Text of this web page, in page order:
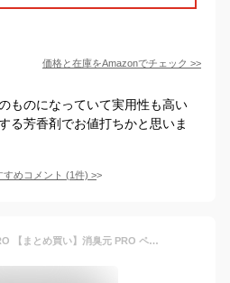
価格と在庫をAmazonでチェック >>
ものになっていて実用性も高い
る芳香剤でお値打ちかと思いま
めコメント (1件) >
消臭元ＰＲＯ 消臭元PRO 【まとめ買い】消臭元 PRO ペット 消臭剤【速攻ニオイ対策! なが〜く効く ペット用消臭剤 】 置き型 リビング 寝室 部屋用 無香料×4個 (おまけ付き) 【Amazon.co.jp限定】